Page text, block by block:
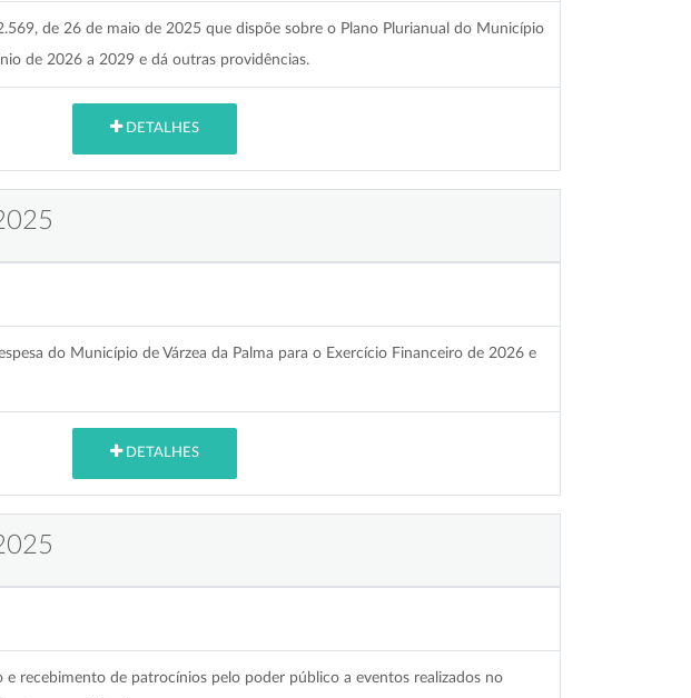
de 26 de maio de 2025 que dispõe sobre o Plano Plurianual do Município
de 2026 a 2029 e dá outras providências.
DETALHES
do Município de Várzea da Palma para o Exercício Financeiro de 2026 e
DETALHES
e recebimento de patrocínios pelo poder público a eventos realizados no